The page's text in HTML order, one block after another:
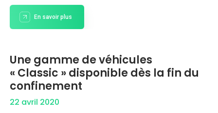
En savoir plus
Une gamme de véhicules
« Classic » disponible dès la fin du
confinement
22 avril 2020